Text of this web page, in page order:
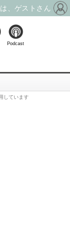
しています
Podcast
、ゲストさん